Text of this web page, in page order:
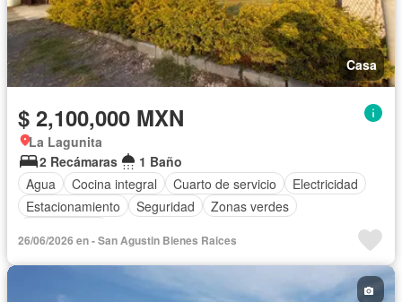
Casa
$ 2,100,000 MXN
La Lagunita
2 Recámaras
1 Baño
Agua
Cocina integral Cuarto de servicio
Electricidad
Estacionamiento
Seguridad
Zonas verdes
26/06/2026 en - San Agustin Bienes Raices